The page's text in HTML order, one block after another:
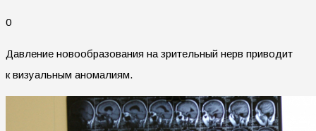
0
Давление новообразования на зрительный нерв приводит
к визуальным аномалиям.